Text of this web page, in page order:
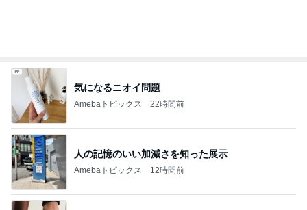
一手間で便利なカルティエの存在感
Amebaトピックス 1日前